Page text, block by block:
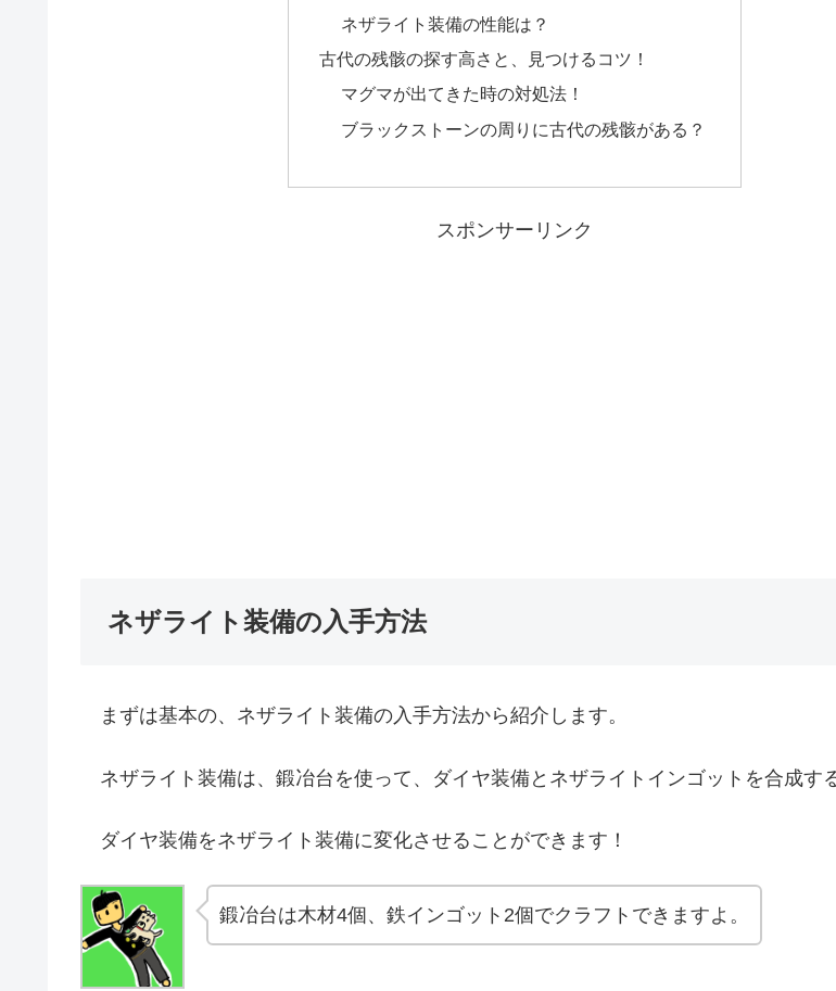
ネザライト装備の性能は？
古代の残骸の探す高さと、見つけるコツ！
マグマが出てきた時の対処法！
ブラックストーンの周りに古代の残骸がある？
スポンサーリンク
ネザライト装備の入手方法
まずは基本の、ネザライト装備の入手方法から紹介します。
ネザライト装備は、鍛冶台を使って、ダイヤ装備とネザライトインゴットを合成す
ダイヤ装備をネザライト装備に変化させることができます！
鍛冶台は木材4個、鉄インゴット2個でクラフトできますよ。